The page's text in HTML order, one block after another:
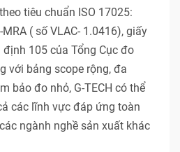
tiêu chuẩn ISO 17025:
MRA ( số VLAC- 1.0416), giấy
105 của Tổng Cục đo
với bảng scope rộng, đa
bảo đo nhỏ, G-TECH có thể
các lĩnh vực đáp ứng toàn
ngành nghề sản xuất khác